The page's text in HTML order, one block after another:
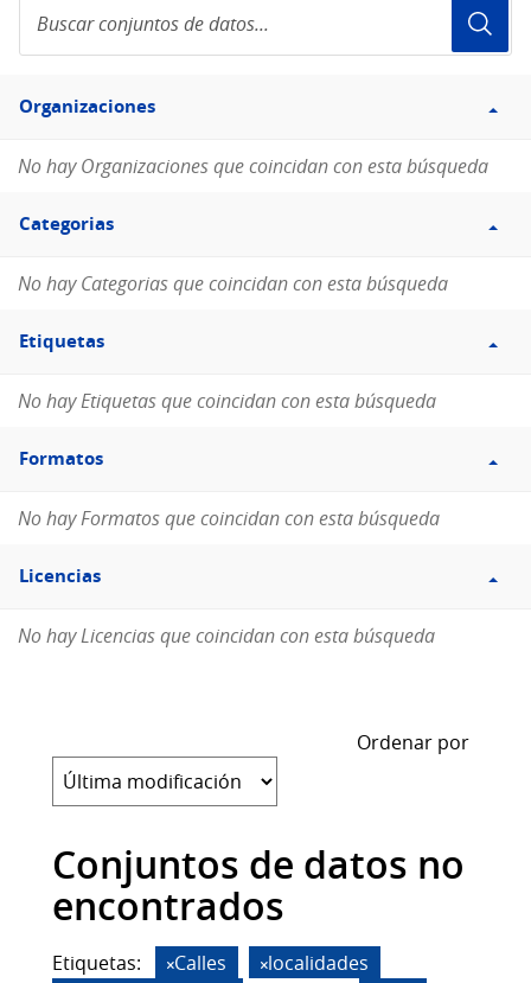
conjuntos
de
Filtro
Organizaciones
Organizaciones
No hay Organizaciones que coincidan con esta búsqueda
Filtro
Categorias
Categorias
No hay Categorias que coincidan con esta búsqueda
Filtro
Etiquetas
Etiquetas
No hay Etiquetas que coincidan con esta búsqueda
Filtro
Formatos
Formatos
No hay Formatos que coincidan con esta búsqueda
Filtro
Licencias
Licencias
No hay Licencias que coincidan con esta búsqueda
Ordenar por
Conjuntos de datos no
encontrados
Etiquetas: Calles
localidades